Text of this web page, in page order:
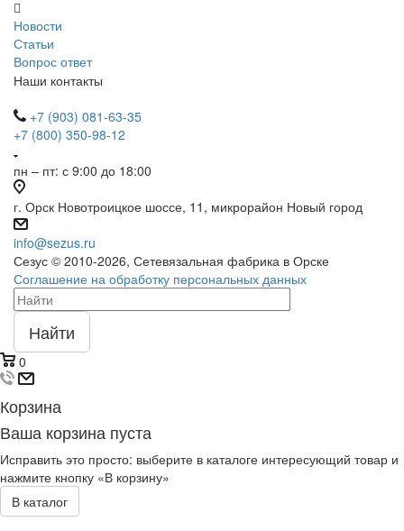
Новости
Статьи
Вопрос ответ
Наши контакты
+7 (903) 081-63-35
+7 (800) 350-98-12
пн – пт: с 9:00 до 18:00
г. Орск Новотроицкое шоссе, 11, микрорайон Новый город
info@sezus.ru
Сезус © 2010-2026, Сетевязальная фабрика в Орске
Соглашение на обработку персональных данных
Найти
0
Корзина
Ваша корзина пуста
Исправить это просто: выберите в каталоге интересующий товар и
нажмите кнопку «В корзину»
В каталог